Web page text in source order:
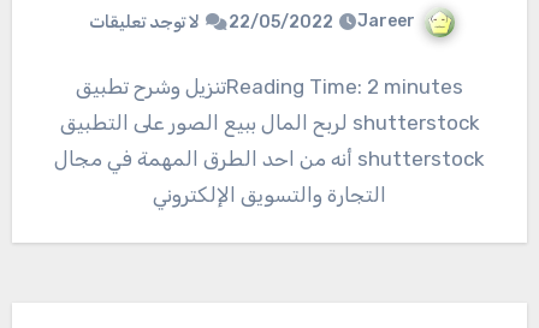
Jareer
22/05/2022 لا توجد تعليقات
Reading Time: 2 minutesتنزيل وشرح تطبيق
shutterstock لربح المال ببيع الصور على التطبيق
shutterstock أنه من احد الطرق المهمة في مجال
التجارة والتسويق الإلكتروني